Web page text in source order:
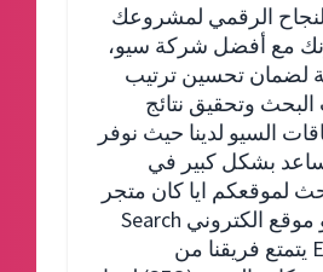
الرقمي لمشروعك
مع أفضل شركة سيو،
لضمان تحسين ترتيب
وتحقيق نتائج
السيو لدينا حيث نوفر
بشكل كبير في
لموقعكم ايا كان متجر
او مدونة او صفحة او موقع الكتروني Search
Engine Optimization يتمتع فريقنا من